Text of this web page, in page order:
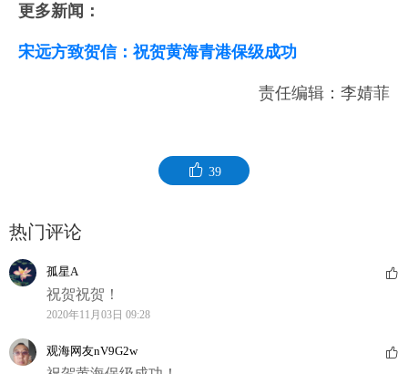
更多新闻：
宋远方致贺信：祝贺黄海青港保级成功
责任编辑：李婧菲
39
热门评论
孤星A
祝贺祝贺！
2020年11月03日 09:28
观海网友nV9G2w